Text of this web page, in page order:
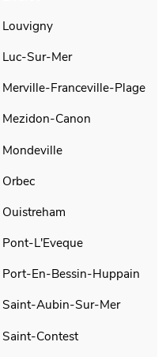
Louvigny
Luc-Sur-Mer
Merville-Franceville-Plage
Mezidon-Canon
Mondeville
Orbec
Ouistreham
Pont-L'Eveque
Port-En-Bessin-Huppain
Saint-Aubin-Sur-Mer
Saint-Contest